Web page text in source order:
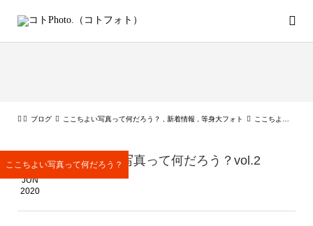
ブログ ここちよい写真って何だろう？ 新着情報 等身大フォト ここちよい写真って何だろう？vol.2
ここちよい写真って何だろう？
09
JUN
2020
ここちよい写真って何だろう？vol.2